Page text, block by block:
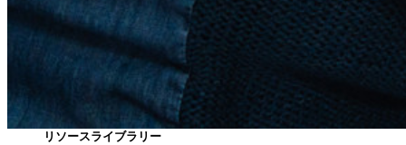
パスフレーズジェネレーター
ユーザー名ジェネレーター
すべてのツールと機能を探索してください。
リソースライブラリー